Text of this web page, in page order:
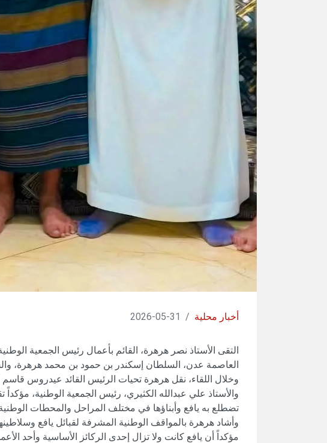
أخبار محلية /
31-05-2026
التقى الأستاذ نصر هرهرة، القائم بأعمال رئيس الجمعية
العاصمة عدن، السلطان إسكندر بن حمود بن محمد هرهرة،
وخلال اللقاء، نقل هرهرة تحيات الرئيس القائد عيدروس قاسم
والأستاذ علي عبدالله الكثيري، رئيس الجمعية الوطنية،
تضطلع به يافع وأبناؤها في مختلف المراحل والمحطات
وأشاد هرهرة بالمواقف الوطنية المشرفة لقبائل يافع
مؤكداً أن يافع كانت ولا تزال إحدى الركائز الأساسية وأحد